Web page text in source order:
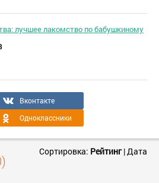
лучшее лакомство по бабушкиному
Вконтакте
Одноклассники
Сортировка: Рейтинг| Дата